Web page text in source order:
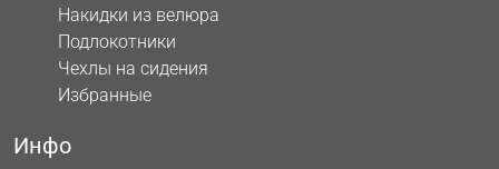
Накидки из велюра
Подлокотники
Чехлы на сидения
Избранные
Инфо